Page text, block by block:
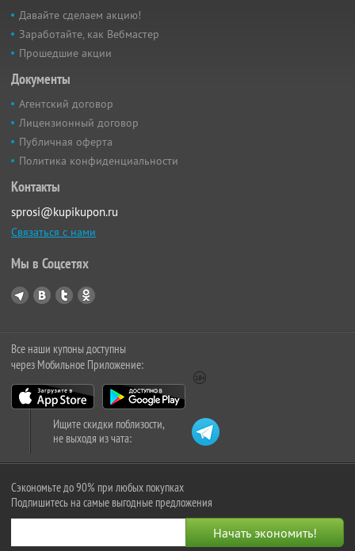
Давайте сделаем акцию!
Заработайте, как Вебмастер
Прошедшие акции
Документы
Агентский договор
Лицензионный договор
Публичная оферта
Политика конфиденциальности
Контакты
sprosi@kupikupon.ru
Связаться с нами
Мы в Соцсетях
Все наши купоны доступны
через Мобильное Приложение:
Ищите скидки поблизости,
не выходя из чата:
Сэкономьте до 90% при любых покупках
Подпишитесь на самые выгодные предложения